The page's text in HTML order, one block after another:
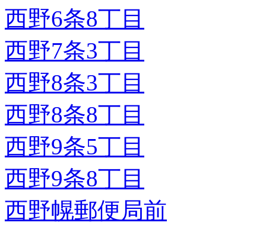
西野6条8丁目
西野7条3丁目
西野8条3丁目
西野8条8丁目
西野9条5丁目
西野9条8丁目
西野幌郵便局前